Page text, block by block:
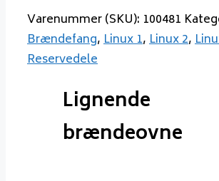
Varenummer (SKU): 100481
Brændefang,Linux 1,Linux 2,
Reservedele
Lignende
brændeovne